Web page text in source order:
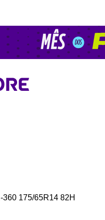
360 175/65R14 82H